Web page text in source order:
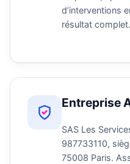
d’interventions
résultat complet.
Entreprise
SAS Les
987733110,
75008 Paris.